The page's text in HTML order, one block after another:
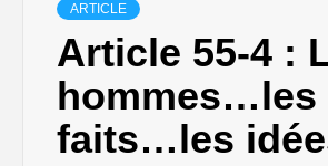
ARTICLE
Article 55-4 :
hommes…les
faits…les